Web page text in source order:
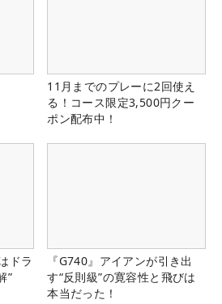
11月までのプレーに2回使え
る！コース限定3,500円クー
ポン配布中！
ドラ
”
『G740』アイアンが引き出
す“反則級”の寛容性と飛びは
本当だった！